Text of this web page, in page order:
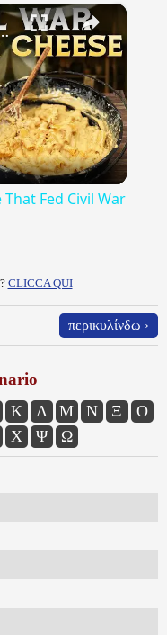
×
Fed Civil War Soldiers
Fed Civil War
CLICCA QUI
περικυλίνδω ›
Κ Λ Μ Ν Ξ
Ο
Χ Ψ Ω